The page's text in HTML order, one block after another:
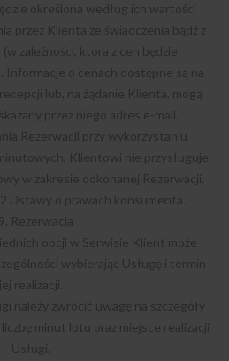
określona według ich wartości
przez Klienta ze świadczenia bądź z
zależności, która z cen będzie
Informacje o cenach dostępne są na
lub, na żądanie Klienta, mogą
przez niego adres e-mail.
Rezerwacji przy wykorzystaniu
Klientowi nie przysługuje
w zakresie dokonanej Rezerwacji,
Ustawy o prawach konsumenta.
Rezerwacja
opcji w Serwisie Klient może
wybierając Usługę i termin
jej realizacji.
należy zwrócić uwagę na szczegóły
minut lotu oraz miejsce realizacji
Usługi.